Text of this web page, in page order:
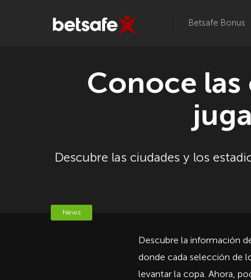
Betsafe Bonus
Conoce las
Descubre las ciudades y los
News
Descubre la información
donde cada selección de
levantar la copa. Ahora,